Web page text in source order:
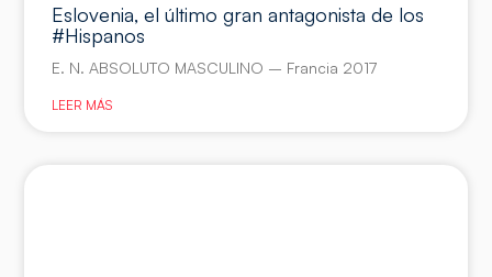
Eslovenia, el último gran antagonista de los
#Hispanos
E. N. ABSOLUTO MASCULINO – Francia 2017
LEER MÁS